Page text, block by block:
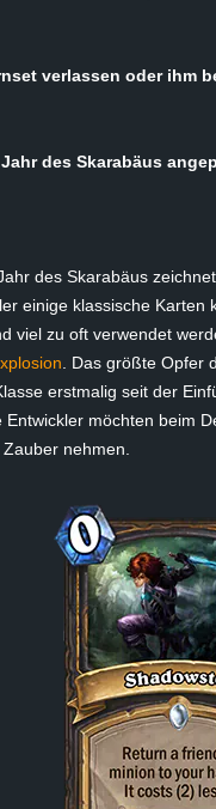
verlassen oder ihm
des Skarabäus
des Skarabäus
einige klassische
viel zu oft verwendet
. Das größte Opfer
erstmalig seit der
möchten beim
nehmen.